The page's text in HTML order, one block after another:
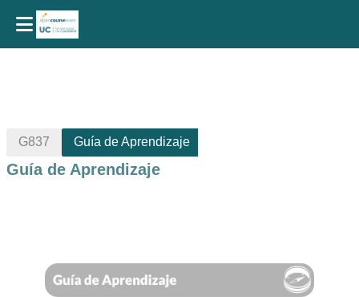
G837 Guía de Aprendizaje
Guía de Aprendizaje
Perfilado de sección